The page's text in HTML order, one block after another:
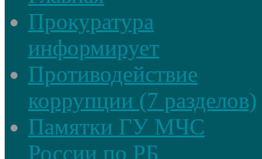
Прокуратура
информирует
Противодействие
коррупции (7 разделов)
Памятки ГУ МЧС
России по РБ